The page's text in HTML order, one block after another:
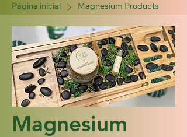
Página inicial Magnesium Products
Magnesium